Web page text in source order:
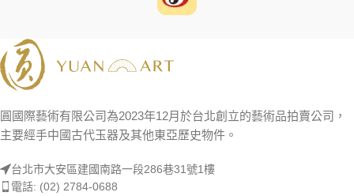
圓國際藝術有限公司為2023年12月於台北創立的藝術品拍賣公司，
主要經手中國古代玉器及其他東亞歷史物件。
台北市大安區建國南路一段286巷31號1樓
電話: (02) 2784-0688